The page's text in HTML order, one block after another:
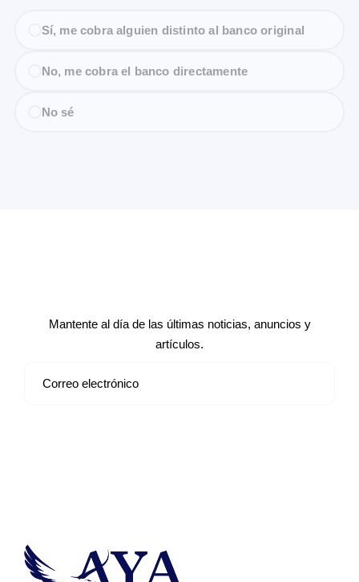
Sí, me cobra alguien distinto al banco original
No, me cobra el banco directamente
No sé
Mantente al día de las últimas noticias, anuncios y
artículos.